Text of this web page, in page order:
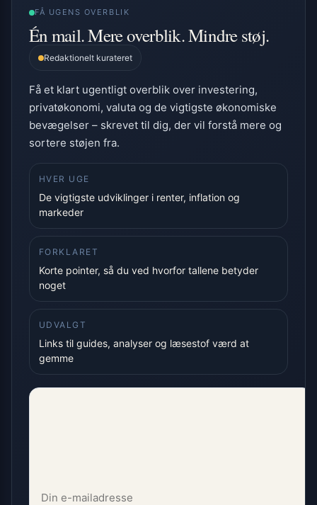
FÅ UGENS OVERBLIK
Én mail. Mere overblik. Mindre støj.
Redaktionelt kurateret
Få et klart ugentligt overblik over investering,
privatøkonomi, valuta og de vigtigste økonomiske
bevægelser – skrevet til dig, der vil forstå mere og
sortere støjen fra.
HVER UGE
De vigtigste udviklinger i renter, inflation og
markeder
FORKLARET
Korte pointer, så du ved hvorfor tallene betyder
noget
UDVALGT
Links til guides, analyser og læsestof værd at
gemme